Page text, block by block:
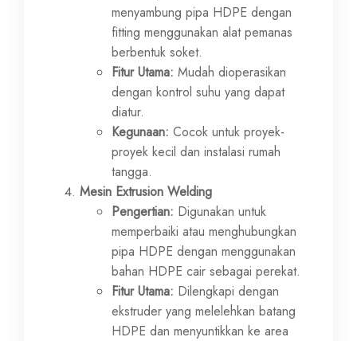
menyambung pipa HDPE dengan
fitting menggunakan alat pemanas
berbentuk soket.
Fitur Utama: Mudah dioperasikan
dengan kontrol suhu yang dapat
diatur.
Kegunaan: Cocok untuk proyek-
proyek kecil dan instalasi rumah
tangga.
Mesin Extrusion Welding
Pengertian: Digunakan untuk
memperbaiki atau menghubungkan
pipa HDPE dengan menggunakan
bahan HDPE cair sebagai perekat.
Fitur Utama: Dilengkapi dengan
ekstruder yang melelehkan batang
HDPE dan menyuntikkan ke area